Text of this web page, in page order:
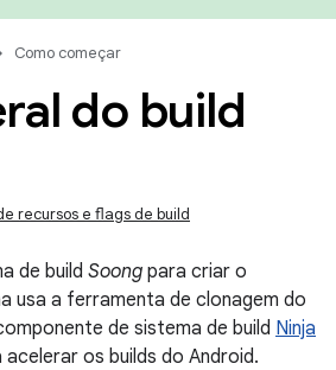
Como começar
do build
recursos e flags de build
de build Soong para criar o
usa a ferramenta de clonagem do
de sistema de build Ninja
acelerar os builds do Android.